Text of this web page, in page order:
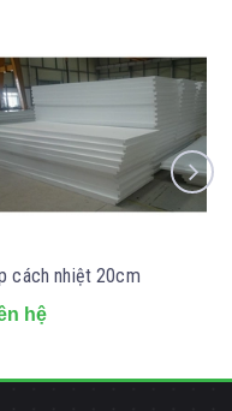
cách nhiệt 20cm
hệ